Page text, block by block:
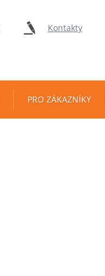
Kontakty
PRO ZÁKAZNÍKY